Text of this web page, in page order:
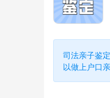
司法亲子鉴
以做上户口